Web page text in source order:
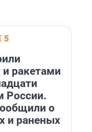
5
ракетами
России.
о
и раненых